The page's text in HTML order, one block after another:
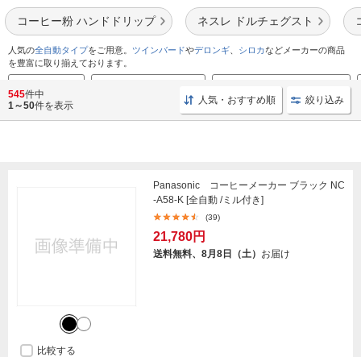
コーヒー粉 ハンドドリップ ネスレ ドルチェグスト
人気の全自動タイプをご用意。 ツインバードやデロンギ シロカなどメーカーの商品
を豊富に取り揃えております。
値下げ品を見る コーヒーメーカーおすすめ特集
545件中
1～50件を表示 人気・おすすめ順 絞り込み
Panasonic コーヒーメーカー ブラック NC
-A58-K [全自動 /ミル付き]
(39)
21,780円
送料無料、8月8日（土） お届け
比較する